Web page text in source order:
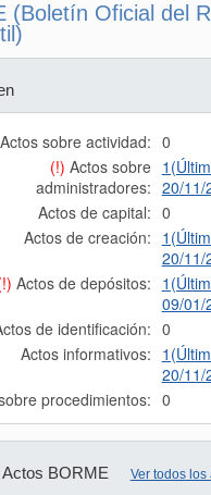
(Boletín Oficial del
Actos sobre actividad: 0
(!) Actos sobre
administradores: 20/11/
Actos de capital: 0
Actos de creación:
20/11/
Actos de depósitos:
09/01/
de identificación: 0
Actos informativos:
20/11/
procedimientos: 0
BORME Ver todos los